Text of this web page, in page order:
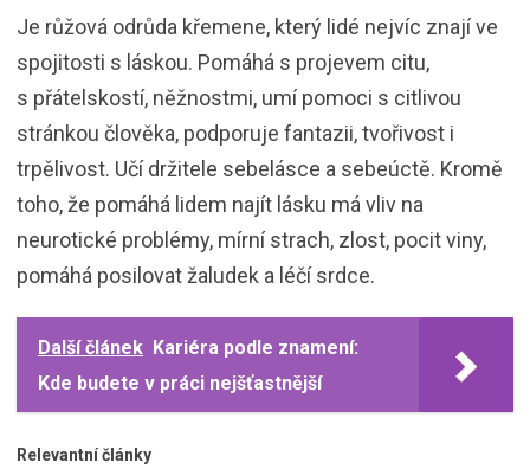
Je růžová odrůda křemene, který lidé nejvíc znají ve
spojitosti s láskou. Pomáhá s projevem citu,
s přátelskostí, něžnostmi, umí pomoci s citlivou
stránkou člověka, podporuje fantazii, tvořivost i
trpělivost. Učí držitele sebelásce a sebeúctě. Kromě
toho, že pomáhá lidem najít lásku má vliv na
neurotické problémy, mírní strach, zlost, pocit viny,
pomáhá posilovat žaludek a léčí srdce.
Další článek Kariéra podle znamení:
Kde budete v práci nejšťastnější
Relevantní články